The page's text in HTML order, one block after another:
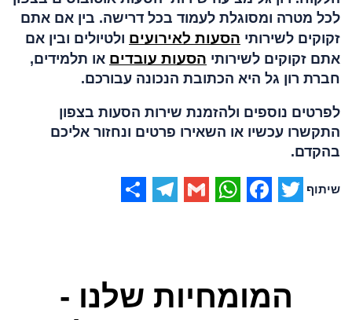
לכל מטרה ומסוגלת לעמוד בכל דרישה. בין אם אתם
זקוקים לשירותי הסעות לאירועים ולטיולים ובין אם
אתם זקוקים לשירותי הסעות עובדים או תלמידים,
חברת רון גל היא הכתובת הנכונה עבורכם.
לפרטים נוספים ולהזמנת שירות הסעות בצפון
התקשרו עכשיו או השאירו פרטים ונחזור אליכם
בהקדם.
המומחיות שלנו -